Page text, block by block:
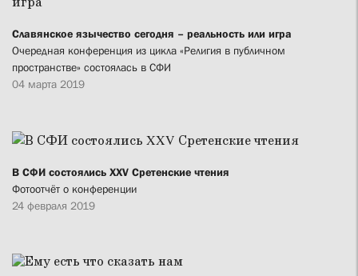
Славянское язычество сегодня – реальность или игра
Очередная конференция из цикла «Религия в публичном
пространстве» состоялась в СФИ
04 марта 2019
В СФИ состоялись XXV Сретенские чтения
Фотоотчёт о конференции
24 февраля 2019